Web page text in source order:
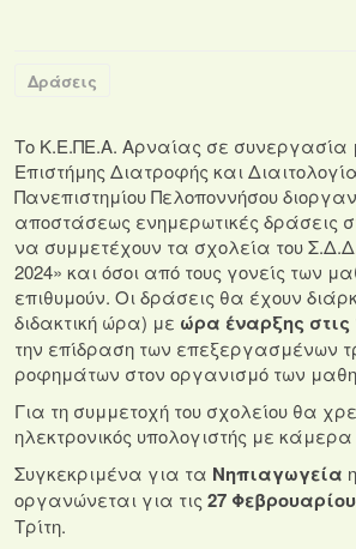
Δράσεις
Το Κ.Ε.ΠΕ.Α. Αρναίας σε συνεργασία
Επιστήμης Διατροφής και
Πανεπιστημίου Πελοποννήσου
αποστάσεως ενημερωτικές δράσεις
να συμμετέχουν τα σχολεία του
2024» και όσοι από τους γονείς των
επιθυμούν. Οι δράσεις θα έχουν
διδακτική ώρα) με ώρα έναρξης στις
την επίδραση των επεξεργασμένων
ροφημάτων στον οργανισμό των
Για τη συμμετοχή του σχολείου θα
ηλεκτρονικός υπολογιστής με
Συγκεκριμένα για τα Νηπιαγωγεία
οργανώνεται για τις 27
Τρίτη.